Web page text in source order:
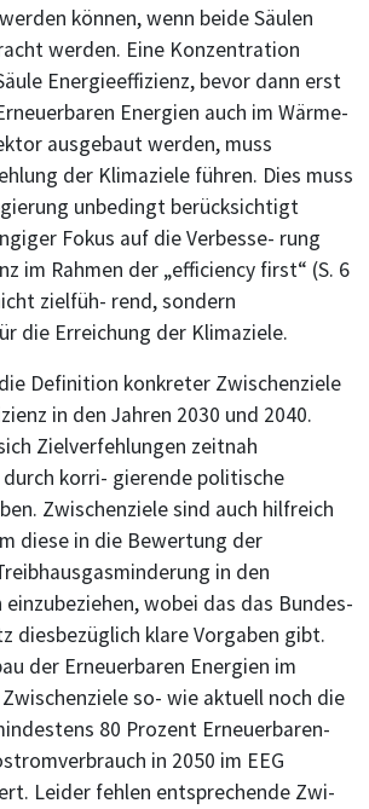
können, wenn beide Säulen
werden. Eine Konzentration
Energieeffizienz, bevor dann erst
Energien auch im Wärme-
ausgebaut werden, muss
der Klimaziele führen. Dies muss
unbedingt berücksichtigt
Fokus auf die Verbesse- rung
im Rahmen der „efficiency first“ (S. 6
zielfüh- rend, sondern
die Erreichung der Klimaziele.
Definition konkreter Zwischenziele
in den Jahren 2030 und 2040.
Zielverfehlungen zeitnah
korri- gierende politische
Zwischenziele sind auch hilfreich
diese in die Bewertung der
in den
wobei das das Bundes-
diesbezüglich klare Vorgaben gibt.
der Erneuerbaren Energien im
so- wie aktuell noch die
80 Prozent Erneuerbaren-
in 2050 im EEG
Leider fehlen entsprechende Zwi-